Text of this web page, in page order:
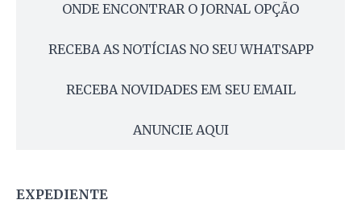
ONDE ENCONTRAR O JORNAL OPÇÃO
RECEBA AS NOTÍCIAS NO SEU WHATSAPP
RECEBA NOVIDADES EM SEU EMAIL
ANUNCIE AQUI
EXPEDIENTE